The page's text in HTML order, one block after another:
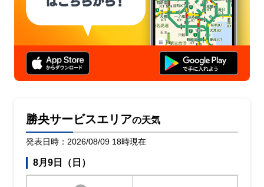
勝央サービスエリアの天気
発表日時：2026/08/09 18時現在
8月9日（日）